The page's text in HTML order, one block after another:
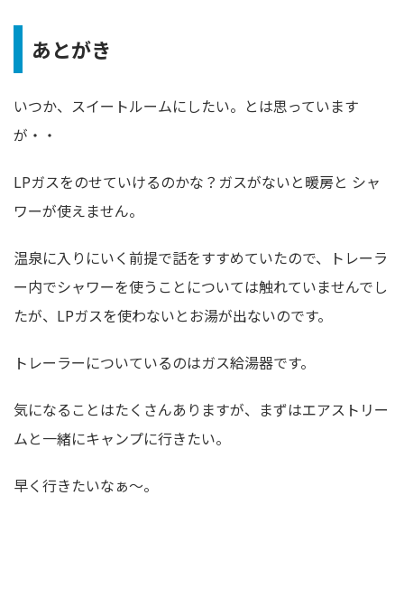
あとがき
いつか、スイートルームにしたい。とは思っています
が・・
LPガスをのせていけるのかな？ガスがないと暖房と シャ
ワーが使えません。
温泉に入りにいく前提で話をすすめていたので、トレーラ
ー内でシャワーを使うことについては触れていませんでし
たが、LPガスを使わないとお湯が出ないのです。
トレーラーについているのはガス給湯器です。
気になることはたくさんありますが、まずはエアストリー
ムと一緒にキャンプに行きたい。
早く行きたいなぁ〜。